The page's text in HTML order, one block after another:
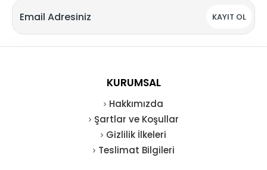
KAYIT OL
KURUMSAL
Hakkımızda
Şartlar ve Koşullar
Gizlilik İlkeleri
Teslimat Bilgileri